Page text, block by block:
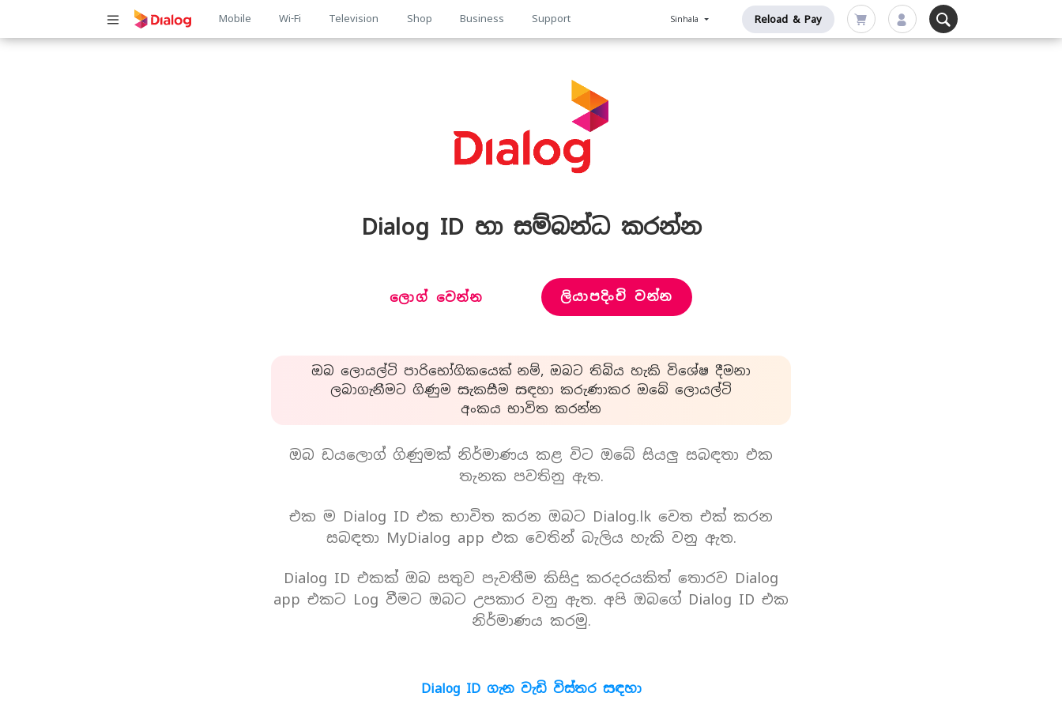
Main
Mobile Wi-Fi Television Shop Business Support Sinhala Reload & Pay
Dialog ID හා සම්බන්ධ කරන්න
ලොග් වෙන්න ලියාපදිංචි වන්න
ඔබ ලොයල්ටි පාරිභෝගිකයෙක් නම්, ඔබට තිබිය හැකි විශේෂ දීමනා
ලබාගැනීමට ගිණුම සැකසීම සඳහා කරුණාකර ඔබේ ලොයල්ටි
අංකය භාවිත කරන්න
ඔබ ඩයලොග් ගිණුමක් නිර්මාණය කළ විට ඔබේ සියලු සබඳතා එක
තැනක පවතිනු ඇත.
එක ම Dialog ID එක භාවිත කරන ඔබට Dialog.lk වෙත එක් කරන
සබඳතා MyDialog app එක වෙතින් බැලිය හැකි වනු ඇත.
Dialog ID එකක් ඔබ සතුව පැවතීම කිසිදු කරදරයකිත් තොරව Dialog
app එකට Log වීමට ඔබට උපකාර වනු ඇත. අපි ඔබගේ Dialog ID එක
නිර්මාණය කරමු.
Dialog ID ගැන වැඩි විස්තර සඳහා